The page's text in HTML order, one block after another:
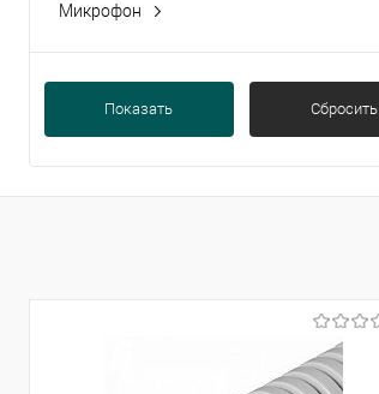
Микрофон
Показать Сбросить